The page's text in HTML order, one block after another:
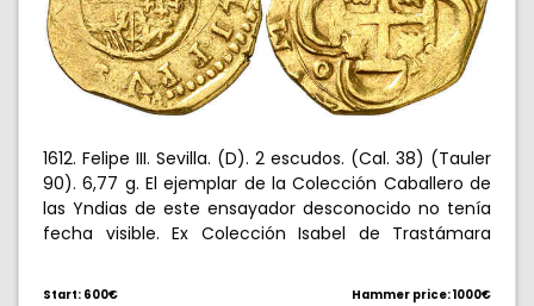
1612. Felipe III. Sevilla. (D). 2 escudos. (Cal. 38) (Tauler
90). 6,77 g. El ejemplar de la Colección Caballero de
las Yndias de este ensayador desconocido no tenía
fecha visible. Ex Colección Isabel de Trastámara
Start: 600€ Hammer price: 1000€